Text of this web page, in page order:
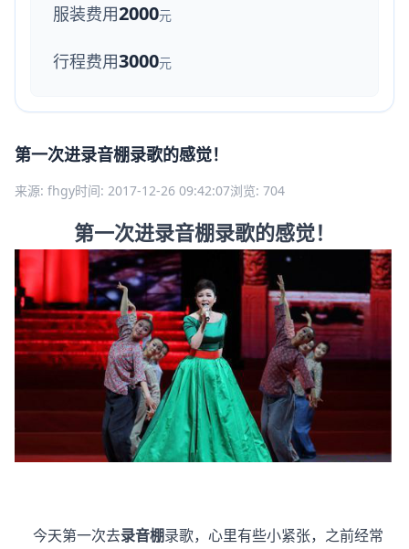
服装费用2000元
行程费用3000元
第一次进录音棚录歌的感觉！
来源: fhgy时间: 2017-12-26 09:42:07浏览: 704
第一次进录音棚录歌的感觉！
今天第一次去录音棚录歌，心里有些小紧张，之前经常